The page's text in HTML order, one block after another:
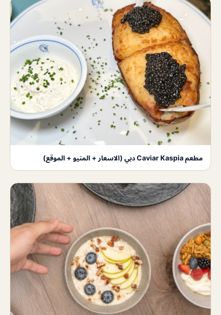
مطعم Caviar Kaspia دبي (الاسعار + المنيو + الموقع)